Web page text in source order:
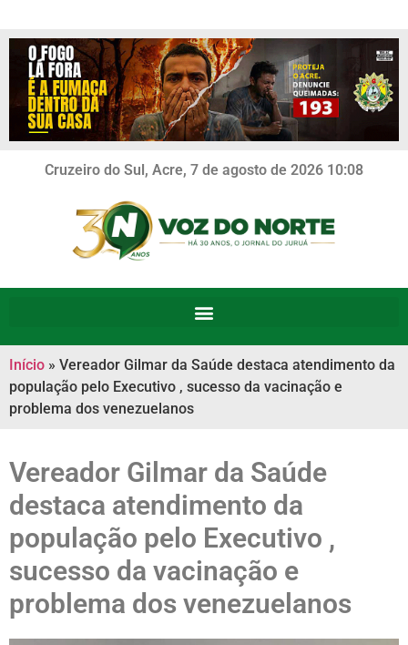
Cruzeiro do Sul, Acre, 7 de agosto de 2026 10:08
Início » Vereador Gilmar da Saúde destaca atendimento da
população pelo Executivo , sucesso da vacinação e
problema dos venezuelanos
Vereador Gilmar da Saúde
destaca atendimento da
população pelo Executivo ,
sucesso da vacinação e
problema dos venezuelanos